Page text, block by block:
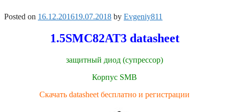
Posted on 16.12.201619.07.2018 by Evgeniy811
1.5SMC82AT3 datasheet
защитный диод (супрессор)
Корпус SMB
Скачать datasheet бесплатно и регистрации